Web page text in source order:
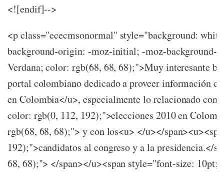
<![endif]-->
<p class="ececmsonormal" style="background:
background-origin: -moz-initial; -moz-
Verdana; color: rgb(68, 68, 68);">Muy interesante
portal colombiano dedicado a proveer información
en Colombia</u>, especialmente lo relacionado
color: rgb(0, 112, 192);">elecciones 2010 en
rgb(68, 68, 68);"> y con los<u> </u></
192);">candidatos al congreso y a la
68, 68);"> </span></u><span style="font-size: